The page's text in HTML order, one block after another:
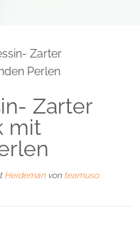
Zarter
Perlen
Zarter
mit
Heideman von teamuso